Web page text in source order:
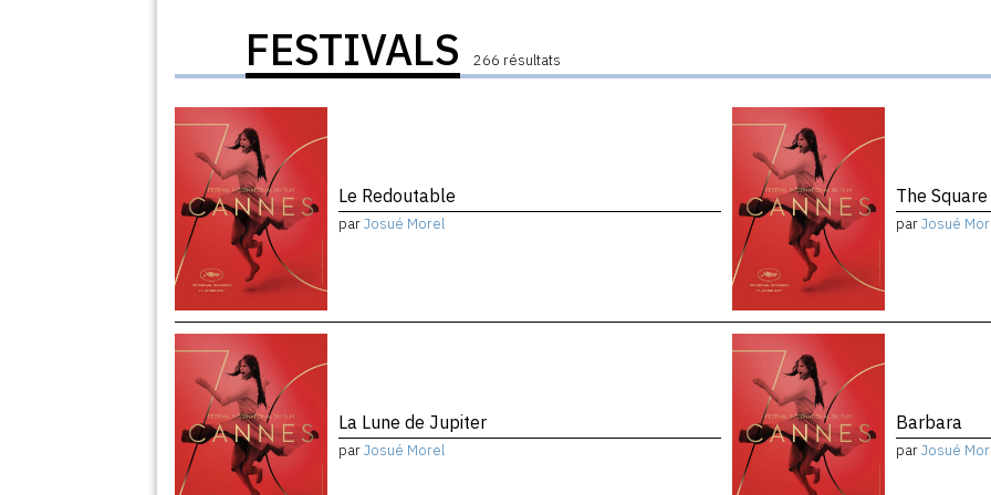
FESTIVALS 266 résultats
Le Redoutable
parJosué Morel
The Square
parJosué
La Lune de Jupiter
parJosué Morel
Barbara
parJosué